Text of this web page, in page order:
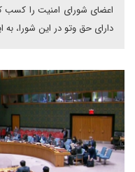
اعضای شورای امنیت را کسب
دارای حق وتو در این شورا، به